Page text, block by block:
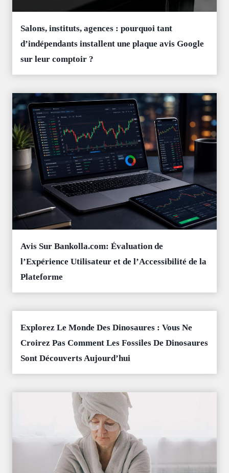
Salons, instituts, agences : pourquoi tant
d’indépendants installent une plaque avis Google
sur leur comptoir ?
Avis Sur Bankolla.com: Évaluation de
l’Expérience Utilisateur et de l’Accessibilité de la
Plateforme
Explorez Le Monde Des Dinosaures : Vous Ne
Croirez Pas Comment Les Fossiles De Dinosaures
Sont Découverts Aujourd’hui